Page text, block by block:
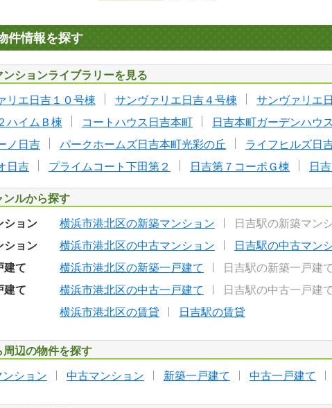
件情報を探す
ンションライブラリーを見る
リエ日吉１０号棟 サンヴァリエ日吉４号棟 サンヴァリエ
ハイムＢ棟
コートハウス日吉本町 日吉本町ガーデンハウス
ノ日吉
パークホームズ日吉本町光彩の丘 ライフヒルズ日
日吉
プライムコート下田第２ 日吉第７コーポＧ棟 日
ンルから探す
ション 横浜市港北区の新築マンション
日吉駅の新築マン
ション
横浜市港北区の中古マンション
日吉駅の中古マン
建て
横浜市港北区の新築一戸建て
日吉駅の新築一戸建て
建て
横浜市港北区の中古一戸建て
日吉駅の中古一戸建て
横浜市港北区の賃貸 日吉駅の賃貸
周辺の物件を探す
ンション 中古マンション 新築一戸建て 中古一戸建て